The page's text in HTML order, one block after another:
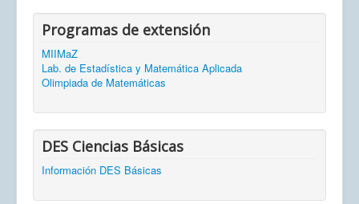
Programas de extensión
MIIMaZ
Lab. de Estadística y Matemática Aplicada
Olimpiada de Matemáticas
DES Ciencias Básicas
Información DES Básicas